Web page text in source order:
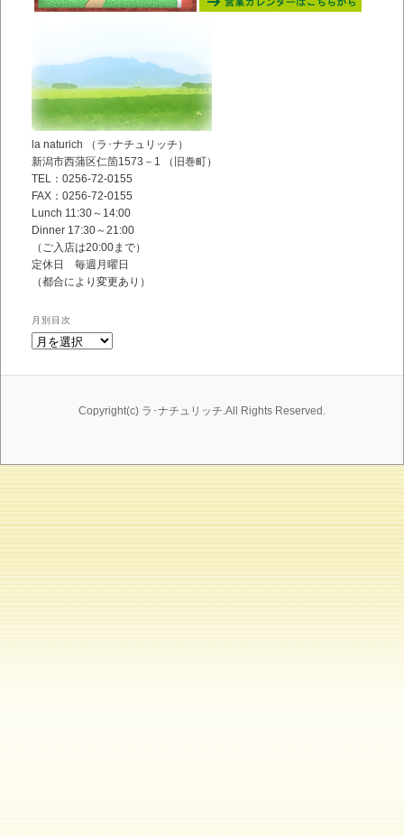
la naturich （ラ･ナチュリッチ）
新潟市西蒲区仁箇1573－1 （旧巻町）
TEL： 0256-72-0155
FAX：0256-72-0155
Lunch 11:30～14:00
Dinner 17:30～21:00
（ご入店は20:00まで）
定休日 毎週月曜日
（都合により変更あり）
月別目次
月
目
Copyright(c) ラ･ナチュリッチ.All Rights Reserved.